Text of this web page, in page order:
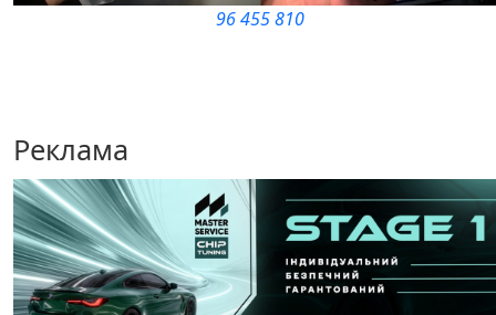
96 455 810
Реклама